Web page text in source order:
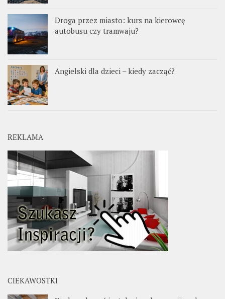
Droga przez miasto: kurs na kierowcę
autobusu czy tramwaju?
Angielski dla dzieci – kiedy zacząć?
REKLAMA
CIEKAWOSTKI